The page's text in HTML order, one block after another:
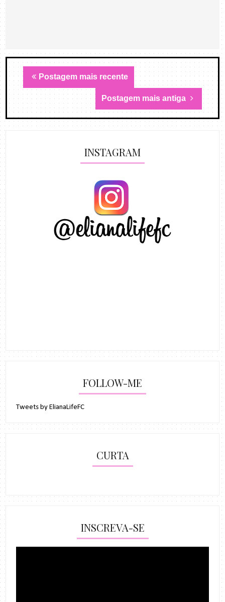
Postagem mais recente
Postagem mais antiga
INSTAGRAM
FOLLOW-ME
Tweets by ElianaLifeFC
CURTA
INSCREVA-SE